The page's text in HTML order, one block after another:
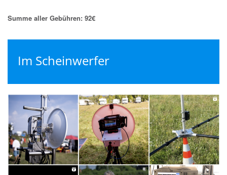
Summe aller Gebühren: 92€
Im Scheinwerfer